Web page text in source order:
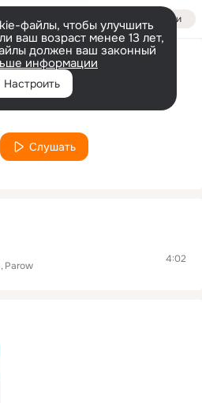
Войти
файлы, чтобы улучшить
ваш возраст менее 13 лет,
должен ваш законный
информации
Настроить
Исполнитель
Parow
Слушать
Parow
4:02